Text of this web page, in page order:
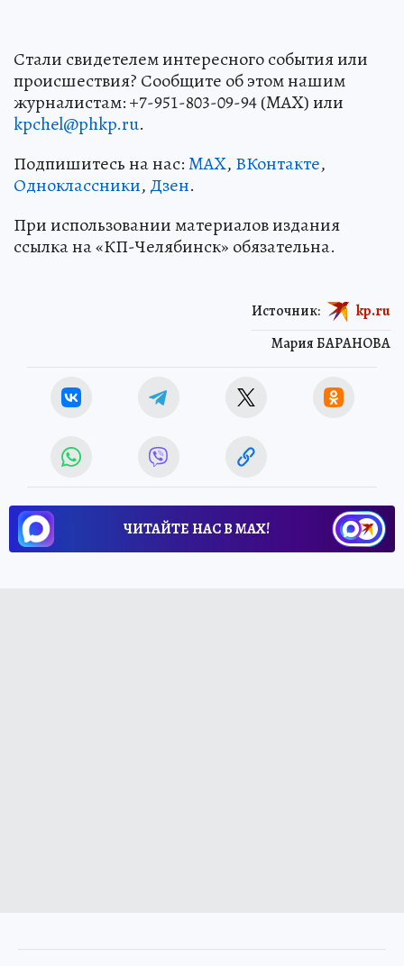
Стали свидетелем интересного события или
происшествия? Сообщите об этом нашим
журналистам: +7-951-803-09-94 (MAX) или
kpchel@phkp.ru.
Подпишитесь на нас:MAX, ВКонтакте,
Одноклассники, Дзен.
При использовании материалов издания
ссылка на «КП-Челябинск» обязательна.
Мария БАРАНОВА
Источник: kp.ru
ЧИТАЙТЕ НАС В МАХ!